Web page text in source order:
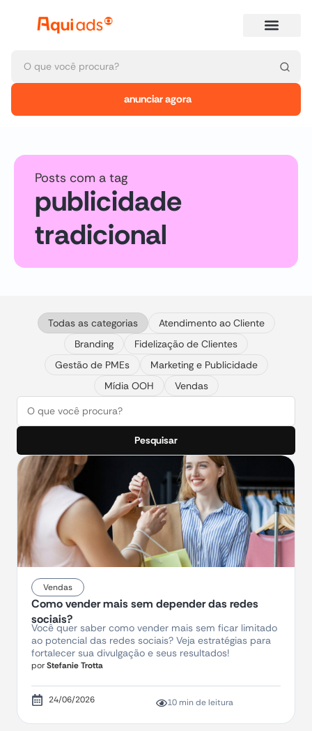
anunciar agora
Posts com a tag
publicidade
tradicional
Todas as categorias
Atendimento ao Cliente
Branding
Fidelização de Clientes
Gestão de PMEs
Marketing e Publicidade
Mídia OOH
Vendas
Pesquisar
Vendas
Como vender mais sem depender das redes
sociais?
Você quer saber como vender mais sem ficar limitado
ao potencial das redes sociais? Veja estratégias para
fortalecer sua divulgação e seus resultados!
porStefanie Trotta
24/06/2026 10 min de leitura